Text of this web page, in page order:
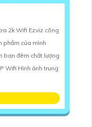
2k Wifi Ezviz công
phẩm của mình
ban đêm chất lượng
Wifi Hình ảnh trung